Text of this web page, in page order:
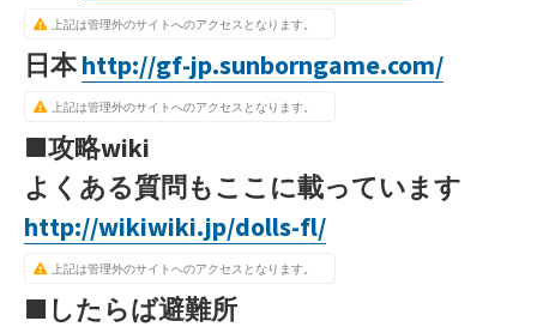
上記は管理外のサイトへのアクセスとなります。
日本http://gf-jp.sunborngame.com/
上記は管理外のサイトへのアクセスとなります。
■攻略wiki
よくある質問もここに載っています
http://wikiwiki.jp/dolls-fl/
上記は管理外のサイトへのアクセスとなります。
■したらば避難所